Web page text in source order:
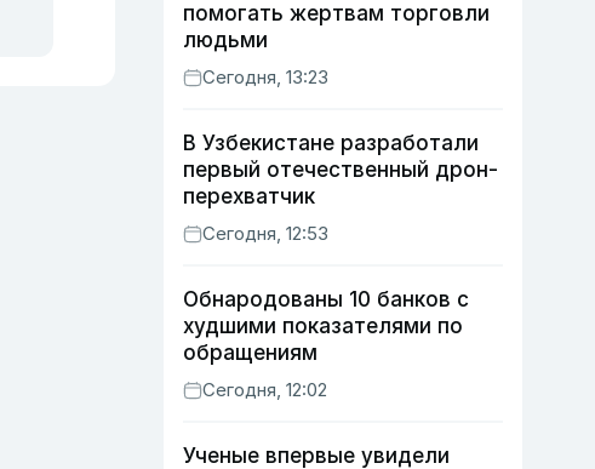
помогать жертвам торговли
людьми
Сегодня, 13:23
В Узбекистане разработали
первый отечественный дрон-
перехватчик
Сегодня, 12:53
Обнародованы 10 банков с
худшими показателями по
обращениям
Сегодня, 12:02
Ученые впервые увидели